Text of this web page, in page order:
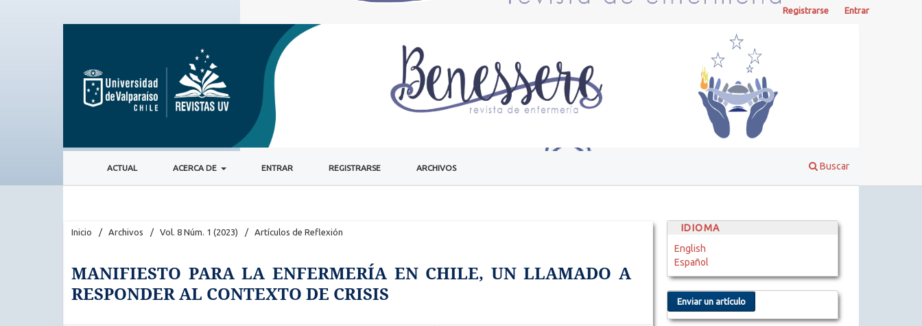
ACTUAL ACERCA DE ENTRAR REGISTRARSE ARCHIVOS Buscar
Registrarse Entrar
Inicio / Archivos / Vol. 8 Núm. 1 (2023) / Artículos de Reflexión
MANIFIESTO PARA LA ENFERMERÍA EN CHILE, UN LLAMADO A
RESPONDER AL CONTEXTO DE CRISIS
IDIOMA
English
Español
Enviar un artículo